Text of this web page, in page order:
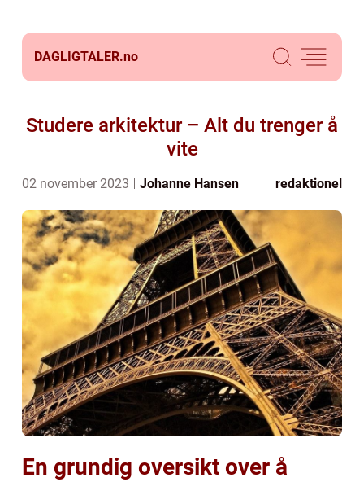
DAGLIGTALER.no
Studere arkitektur – Alt du trenger å
vite
02 november 2023 Johanne Hansen redaktionel
En grundig oversikt over å